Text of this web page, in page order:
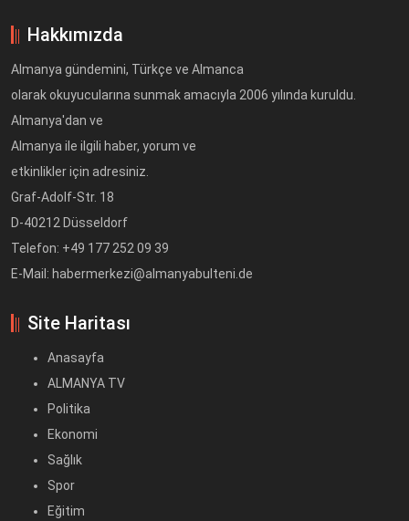
Hakkımızda
Almanya gündemini, Türkçe ve Almanca
olarak okuyucularına sunmak amacıyla 2006 yılında kuruldu.
Almanya'dan ve
Almanya ile ilgili haber, yorum ve
etkinlikler için adresiniz.
Graf-Adolf-Str. 18
D-40212 Düsseldorf
Telefon: +49 177 252 09 39
E-Mail: habermerkezi@almanyabulteni.de
Site Haritası
Anasayfa
ALMANYA TV
Politika
Ekonomi
Sağlık
Spor
Eğitim